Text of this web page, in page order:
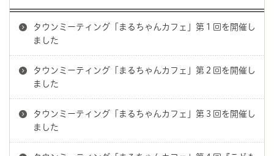
タウンミーティング「まるちゃんカフェ」第１回を開催し
ました
タウンミーティング「まるちゃんカフェ」第２回を開催し
ました
タウンミーティング「まるちゃんカフェ」第３回を開催し
ました